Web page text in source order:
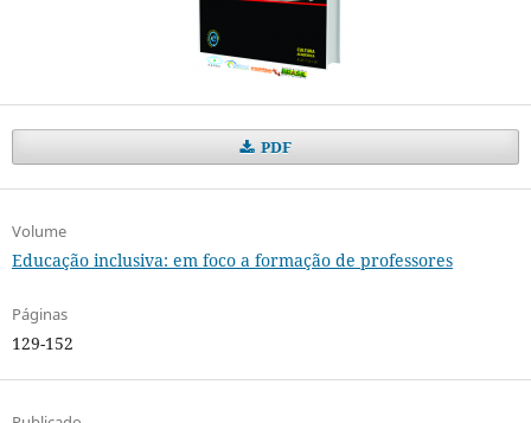
PDF
Volume
Educação inclusiva: em foco a formação de professores
Páginas
129-152